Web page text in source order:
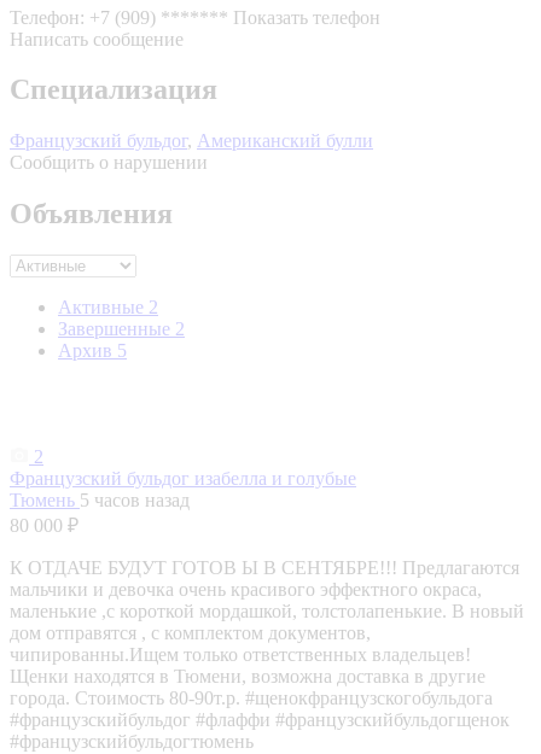
Телефон: +7 (909) ******* Показать телефон
Написать сообщение
Специализация
Французский бульдог, Американский булли
Сообщить о нарушении
Объявления
Активные 2
Завершенные 2
Архив 5
2
Французский бульдог изабелла и голубые
Тюмень 5 часов назад
80 000 ₽
К ОТДАЧЕ БУДУТ ГОТОВ Ы В СЕНТЯБРЕ!!! Предлагаются
мальчики и девочка очень красивого эффектного окраса,
маленькие ,с короткой мордашкой, толстолапенькие. В новый
дом отправятся , с комплектом документов,
чипированны.Ищем только ответственных владельцев!
Щенки находятся в Тюмени, возможна доставка в другие
города. Стоимость 80-90т.р. #щенокфранцузскогобульдога
#французскийбульдог #флаффи #французскийбульдогщенок
#французскийбульдогтюмень